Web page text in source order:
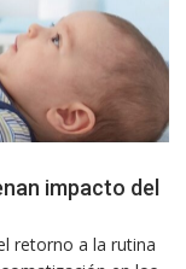
impacto del
retorno a la rutina